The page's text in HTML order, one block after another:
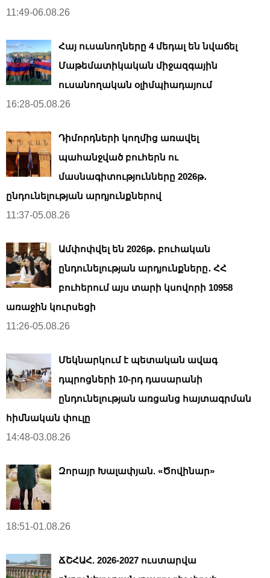
11:49-06.08.26
Հայ ուսանողները 4 մեդալ են նվաճել
Մաթեմատիկական միջազգային
ուսանողական օլիմպիադայում
16:28-05.08.26
Դիմորդների կողմից առավել
պահանջված բուհերն ու
մասնագիտությունները 2026թ․
ընդունելության արդյունքներով
11:37-05.08.26
Ամփոփվել են 2026թ․ բուհական
ընդունելության արդյունքները․ ՀՀ
բուհերում այս տարի կսովորի 10958
առաջին կուրսեցի
11:26-05.08.26
Մեկնարկում է պետական ավագ
դպրոցների 10-րդ դասարանի
ընդունելության առցանց հայտագրման
հիմնական փուլը
14:48-03.08.26
Զորայր Խալափյան. «Ծովինար»
18:51-01.08.26
ՃՇՀԱՀ. 2026-2027 ուստարվա